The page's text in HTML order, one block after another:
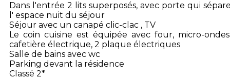
Dans l'entrée 2 lits superposés, avec porte qui
l' espace nuit du séjour
Séjour avec un canapé clic-clac , TV
Le coin cuisine est équipée avec four, micro-
cafetière électrique, 2 plaque électriques
Salle de bains avec wc
Parking devant la résidence
Classé 2*